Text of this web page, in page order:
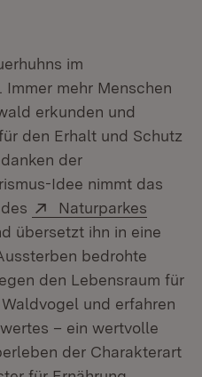
im
mehr Menschen
erkunden und
den Erhalt und Schutz
der
Idee nimmt das
Extern:
Naturparkes
in neuem Fenster)
übersetzt ihn in eine
bedrohte
den Lebensraum für
und erfahren
– ein wertvolle
der Charakterart